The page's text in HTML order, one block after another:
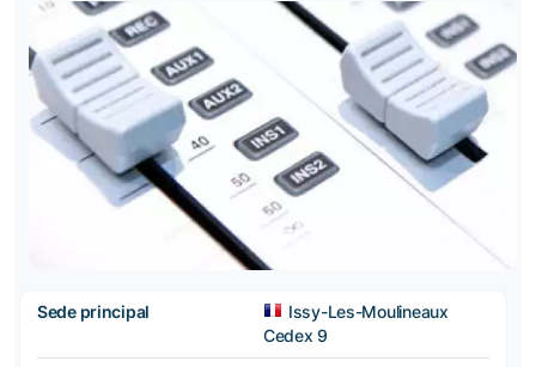
Sede principal
Issy-Les-Moulineaux
Cedex 9